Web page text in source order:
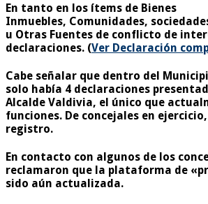
En tanto en los ítems de Bienes
Inmuebles, Comunidades,
u Otras Fuentes de conflicto de
declaraciones. (Ver Declaración
Cabe señalar que dentro del
solo había 4 declaraciones
Alcalde Valdivia, el único que
funciones. De concejales en
registro.
En contacto con algunos de los
reclamaron que la plataforma de
sido aún actualizada.